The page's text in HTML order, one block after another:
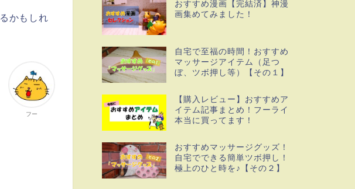
かもしれ
フー
おすすめ漫画【完結済】神漫
画集めてみました！
自宅で至福の時間！おすすめ
マッサージアイテム（足つ
ぼ、ツボ押し等）【その１】
【購入レビュー】おすすめア
イテム記事まとめ！フーライ
本当に買ってます！
おすすめマッサージグッズ！
自宅でできる簡単ツボ押し！
極上のひと時を♪【その２】